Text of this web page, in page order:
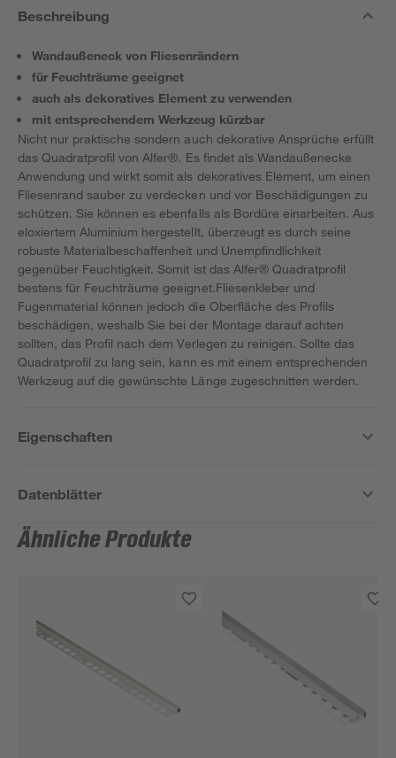
Beschreibung
Wandaußeneck von Fliesenrändern
für Feuchträume geeignet
auch als dekoratives Element zu verwenden
mit entsprechendem Werkzeug kürzbar
Nicht nur praktische sondern auch dekorative Ansprüche erfüllt
das Quadratprofil von Alfer®. Es findet als Wandaußenecke
Anwendung und wirkt somit als dekoratives Element, um einen
Fliesenrand sauber zu verdecken und vor Beschädigungen zu
schützen. Sie können es ebenfalls als Bordüre einarbeiten. Aus
eloxiertem Aluminium hergestellt, überzeugt es durch seine
robuste Materialbeschaffenheit und Unempfindlichkeit
gegenüber Feuchtigkeit. Somit ist das Alfer® Quadratprofil
bestens für Feuchträume geeignet.Fliesenkleber und
Fugenmaterial können jedoch die Oberfläche des Profils
beschädigen, weshalb Sie bei der Montage darauf achten
sollten, das Profil nach dem Verlegen zu reinigen. Sollte das
Quadratprofil zu lang sein, kann es mit einem entsprechenden
Werkzeug auf die gewünschte Länge zugeschnitten werden.
Eigenschaften
Datenblätter
Ähnliche Produkte